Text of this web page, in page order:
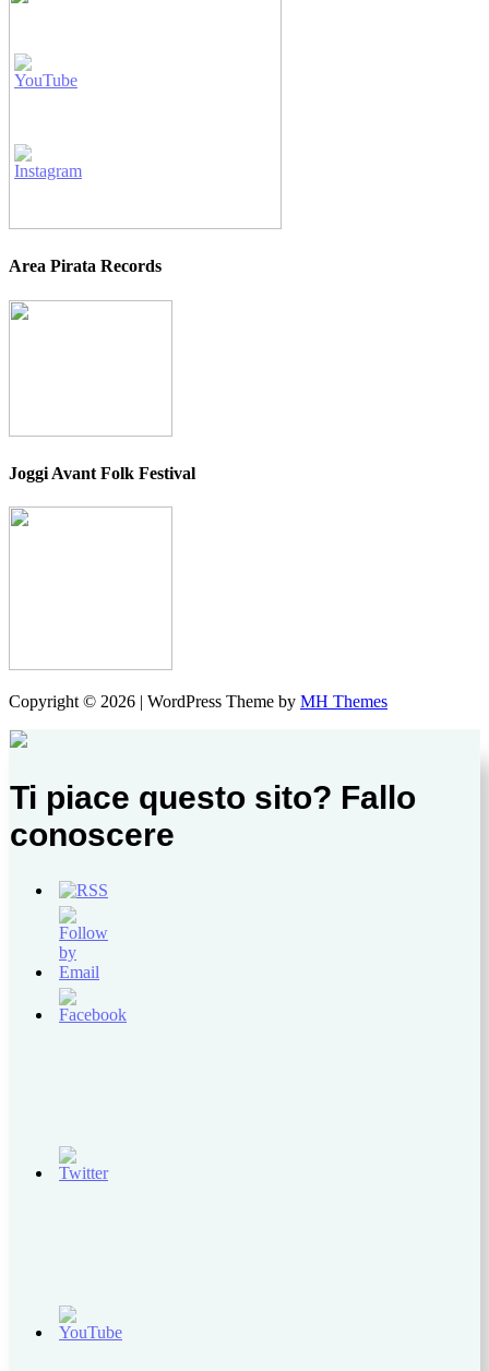
Area Pirata Records
Joggi Avant Folk Festival
Copyright © 2026 | WordPress Theme by MH Themes
Ti piace questo sito? Fallo
conoscere